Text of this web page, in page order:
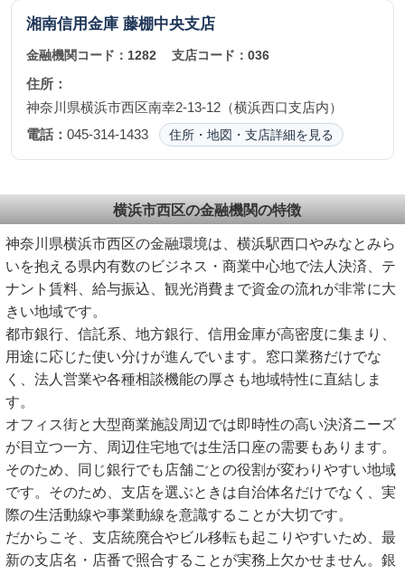
湘南信用金庫 藤棚中央支店
金融機関コード： 1282 支店コード：036
住所：
神奈川県横浜市西区南幸2-13-12（横浜西口支店内）
電話： 045-314-1433 住所・地図・支店詳細を見る
横浜市西区の金融機関の特徴
神奈川県横浜市西区の金融環境は、横浜駅西口やみなとみら
いを抱える県内有数のビジネス・商業中心地で法人決済、テ
ナント賃料、給与振込、観光消費まで資金の流れが非常に大
きい地域です。
都市銀行、信託系、地方銀行、信用金庫が高密度に集まり、
用途に応じた使い分けが進んでいます。窓口業務だけでな
く、法人営業や各種相談機能の厚さも地域特性に直結しま
す。
オフィス街と大型商業施設周辺では即時性の高い決済ニーズ
が目立つ一方、周辺住宅地では生活口座の需要もあります。
そのため、同じ銀行でも店舗ごとの役割が変わりやすい地域
です。そのため、支店を選ぶときは自治体名だけでなく、実
際の生活動線や事業動線を意識することが大切です。
だからこそ、支店統廃合やビル移転も起こりやすいため、最
新の支店名・店番で照合することが実務上欠かせません。銀